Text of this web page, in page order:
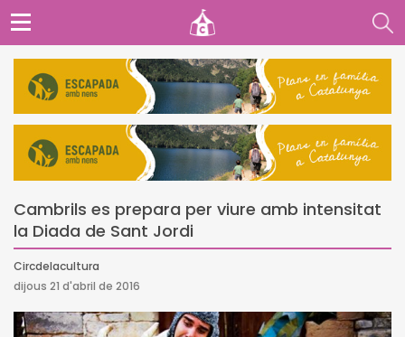
Cambrils es prepara per viure amb intensitat
la Diada de Sant Jordi
Circdelacultura
dijous 21 d'abril de 2016